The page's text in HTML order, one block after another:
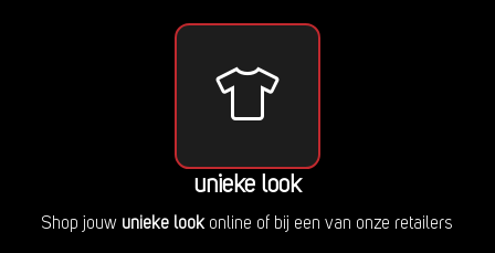
unieke look
Shop jouw unieke lookonline of bij een van onze retailers